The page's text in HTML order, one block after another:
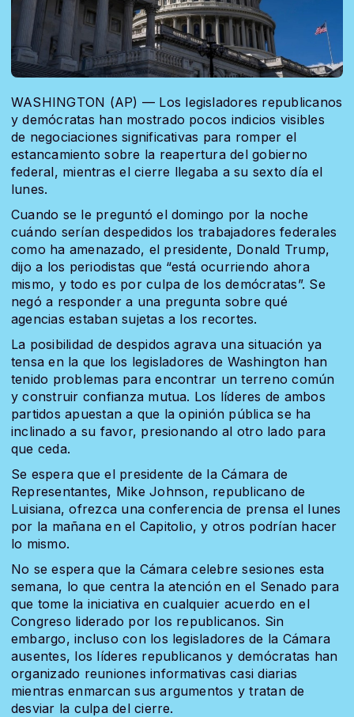
WASHINGTON (AP) — Los legisladores republicanos
y demócratas han mostrado pocos indicios visibles
de negociaciones significativas para romper el
estancamiento sobre la reapertura del gobierno
federal, mientras el cierre llegaba a su sexto día el
lunes.
Cuando se le preguntó el domingo por la noche
cuándo serían despedidos los trabajadores federales
como ha amenazado, el presidente, Donald Trump,
dijo a los periodistas que “está ocurriendo ahora
mismo, y todo es por culpa de los demócratas”. Se
negó a responder a una pregunta sobre qué
agencias estaban sujetas a los recortes.
La posibilidad de despidos agrava una situación ya
tensa en la que los legisladores de Washington han
tenido problemas para encontrar un terreno común
y construir confianza mutua. Los líderes de ambos
partidos apuestan a que la opinión pública se ha
inclinado a su favor, presionando al otro lado para
que ceda.
Se espera que el presidente de la Cámara de
Representantes, Mike Johnson, republicano de
Luisiana, ofrezca una conferencia de prensa el lunes
por la mañana en el Capitolio, y otros podrían hacer
lo mismo.
No se espera que la Cámara celebre sesiones esta
semana, lo que centra la atención en el Senado para
que tome la iniciativa en cualquier acuerdo en el
Congreso liderado por los republicanos. Sin
embargo, incluso con los legisladores de la Cámara
ausentes, los líderes republicanos y demócratas han
organizado reuniones informativas casi diarias
mientras enmarcan sus argumentos y tratan de
desviar la culpa del cierre.